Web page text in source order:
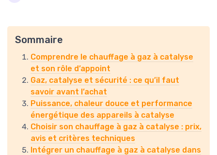
Sommaire
Comprendre le chauffage à gaz à catalyse
et son rôle d’appoint
Gaz, catalyse et sécurité : ce qu’il faut
savoir avant l’achat
Puissance, chaleur douce et performance
énergétique des appareils à catalyse
Choisir son chauffage à gaz à catalyse : prix,
avis et critères techniques
Intégrer un chauffage à gaz à catalyse dans